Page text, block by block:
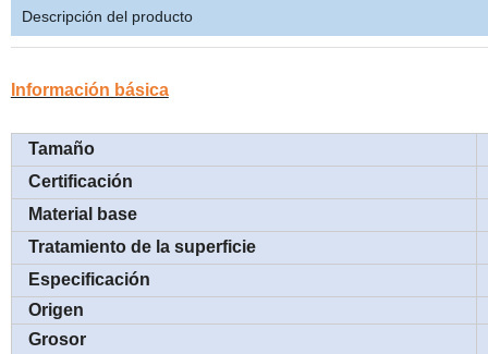
Descripción del producto
Información básica
Tamaño
Certificación
Material base
Tratamiento de la superficie
Especificación
Origen
Grosor